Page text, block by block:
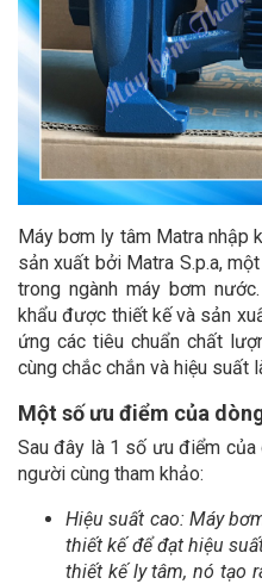
Máy bơm ly tâm Matra nhập
sản xuất bởi Matra S.p.a,
trong ngành máy bơm
khẩu được thiết kế và sản
ứng các tiêu chuẩn chất
cùng chắc chắn và hiệu suất
Một số ưu điểm của
Sau đây là 1 số ưu điểm
người cùng tham khảo:
Hiệu suất cao: Máy
thiết kế để đạt hiệu
thiết kế ly tâm, nó tạo